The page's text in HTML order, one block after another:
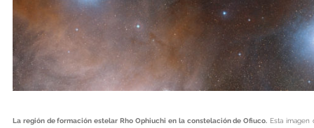
La región de formación estelar Rho Ophiuchi en la constelación de Ofiuco. Esta imagen